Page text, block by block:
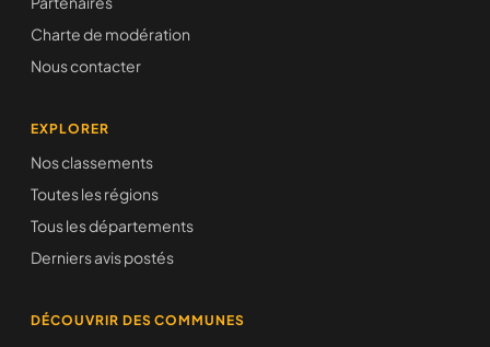
Charte de modération
Nous contacter
EXPLORER
Nos classements
Toutes les régions
Tous les départements
Derniers avis postés
DÉCOUVRIR DES COMMUNES